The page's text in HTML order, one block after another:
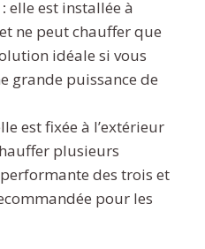
elle est installée à
ne peut chauffer que
idéale si vous
grande puissance de
est fixée à l’extérieur
plusieurs
des trois et
pour les